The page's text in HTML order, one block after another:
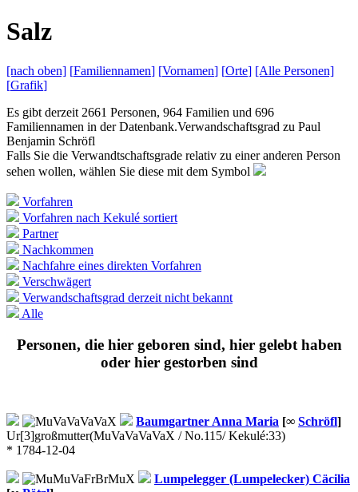
Salz
[nach oben] [Familiennamen] [Vornamen] [Orte] [Alle Personen]
[Grafik]
Es gibt derzeit 2661 Personen, 964 Familien und 696
Familiennamen in der Datenbank.Verwandschaftsgrad zu Paul
Benjamin Schröfl
Falls Sie die Verwandtschaftsgrade relativ zu einer anderen Person
sehen wollen, wählen Sie diese mit dem Symbol
Vorfahren
Vorfahren nach Kekulé sortiert
Partner
Nachkommen
Nachfahre eines direkten Vorfahren
Verschwägert
Verwandschaftsgrad derzeit nicht bekannt
Alle
Personen, die hier geboren sind, hier gelebt haben
oder hier gestorben sind
Baumgartner Anna Maria [∞ Schröfl]
Ur[3]großmutter(MuVaVaVaVaX / No.115/ Kekulé:33)
* 1784-12-04
Lumpelegger (Lumpelecker) Cäcilia